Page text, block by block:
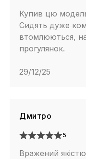
Купив цю
Сидять дуже
втомлюються,
прогулянок.
29/12/25
Дмитро
5
Вражений якістю